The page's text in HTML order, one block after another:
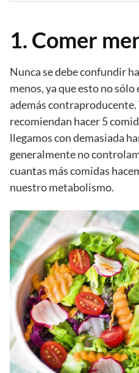
1. Comer
Nunca se debe confundir
menos, ya que esto no
además contraproducente.
recomiendan hacer 5
llegamos con demasiada
generalmente no
cuantas más comidas
nuestro metabolismo.